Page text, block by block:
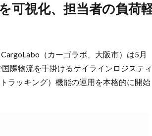
（カーゴラボ、大阪市）は5月
際物流を手掛けるケイラインロジスティ
ラッキング）機能の運用を本格的に開始